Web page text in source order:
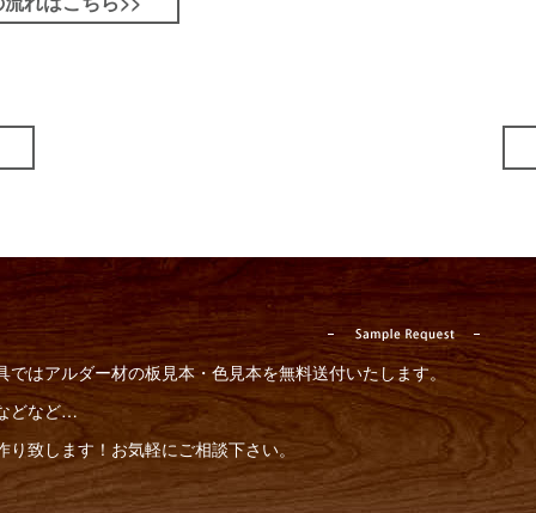
はアルダー材の板見本・色見本を無料送付いたします。
どなど…
り致します！お気軽にご相談下さい。